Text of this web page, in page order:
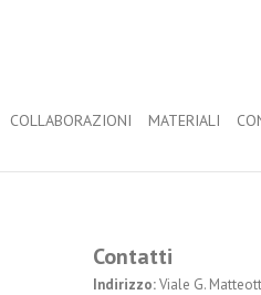
COLLABORAZIONI MATERIALI
Contatti
Indirizzo:Viale G.